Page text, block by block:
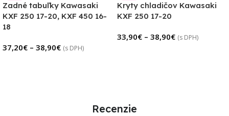
Zadné tabuľky Kawasaki
KXF 250 17-20, KXF 450 16-
18
37,20€ – 38,90€ (s DPH)
Kryty chladičov Kawasaki
KXF 250 17-20
33,90€ – 38,90€ (s DPH)
Recenzie